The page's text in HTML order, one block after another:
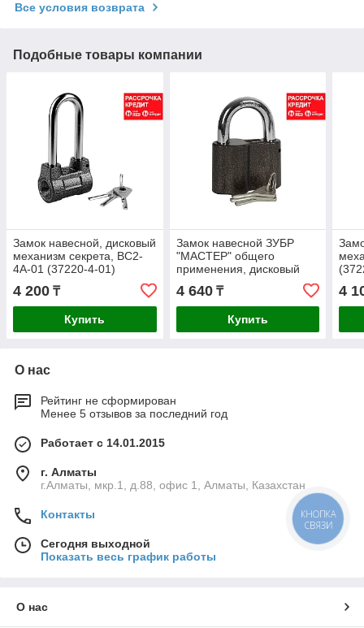
Все условия возврата
Подобные товары компании
Замок навесной, дисковый
механизм секрета, ВС2-
4А-01 (37220-4-01)
4 200 ₸
Купить
Замок навесной ЗУБР
"МАСТЕР" общего
применения, дисковый
механизм секрета, ключ 7
PIN, дужка d-14мм, 80мм
4 640₸
Купить
4
О нас
Рейтинг не сформирован
Менее 5 отзывов за последний год
Работает с 14.01.2015
г. Алматы
г.Алматы, мкр.1, д.88, офис 1, Алматы, Казахстан
Контакты
Сегодня выходной
Показать весь график работы
О нас
КНОПКА
СВЯЗИ